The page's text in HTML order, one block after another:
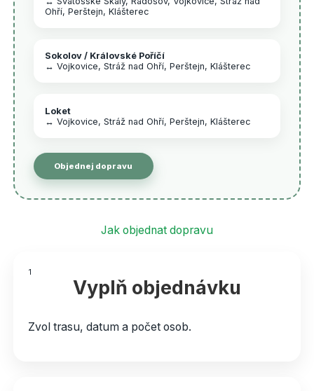
Ohří, Perštejn, Klášterec
Sokolov / Královské Poříčí
↔ Vojkovice, Stráž nad Ohří, Perštejn, Klášterec
Loket
↔ Vojkovice, Stráž nad Ohří, Perštejn, Klášterec
Objednej dopravu
Jak objednat dopravu
1
Vyplň objednávku
Zvol trasu, datum a počet osob.